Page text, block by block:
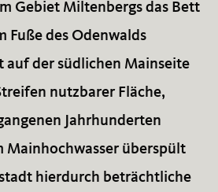
Gebiet Miltenbergs das Bett
Fuße des Odenwalds
auf der südlichen Mainseite
nutzbarer Fläche,
Jahrhunderten
Mainhochwasser überspült
hierdurch beträchtliche